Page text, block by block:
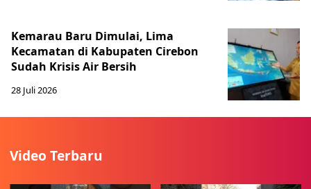
Kemarau Baru Dimulai, Lima
Kecamatan di Kabupaten Cirebon
Sudah Krisis Air Bersih
28 Juli 2026
Video Terbaru